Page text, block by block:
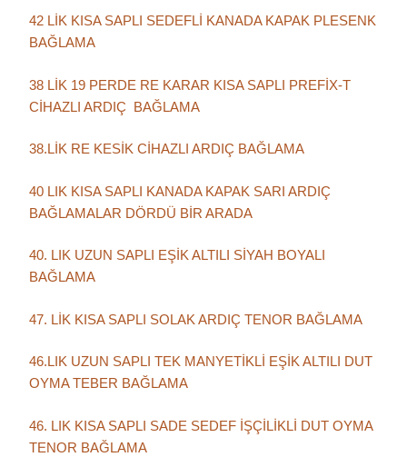
42 LİK KISA SAPLI SEDEFLİ KANADA KAPAK PLESENK
BAĞLAMA
38 LİK 19 PERDE RE KARAR KISA SAPLI PREFİX-T
CİHAZLI ARDIÇ BAĞLAMA
38.LİK RE KESİK CİHAZLI ARDIÇ BAĞLAMA
40 LIK KISA SAPLI KANADA KAPAK SARI ARDIÇ
BAĞLAMALAR DÖRDÜ BİR ARADA
40. LIK UZUN SAPLI EŞİK ALTILI SİYAH BOYALI
BAĞLAMA
47. LİK KISA SAPLI SOLAK ARDIÇ TENOR BAĞLAMA
46.LIK UZUN SAPLI TEK MANYETİKLİ EŞİK ALTILI DUT
OYMA TEBER BAĞLAMA
46. LIK KISA SAPLI SADE SEDEF İŞÇİLİKLİ DUT OYMA
TENOR BAĞLAMA